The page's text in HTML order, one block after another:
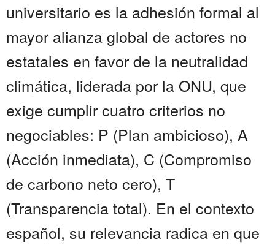
universitario es la adhesión formal al
mayor alianza global de actores no
estatales en favor de la neutralidad
climática, liderada por la ONU, que
exige cumplir cuatro criterios no
negociables: P (Plan ambicioso), A
(Acción inmediata), C (Compromiso
de carbono neto cero), T
(Transparencia total). En el contexto
español, su relevancia radica en que